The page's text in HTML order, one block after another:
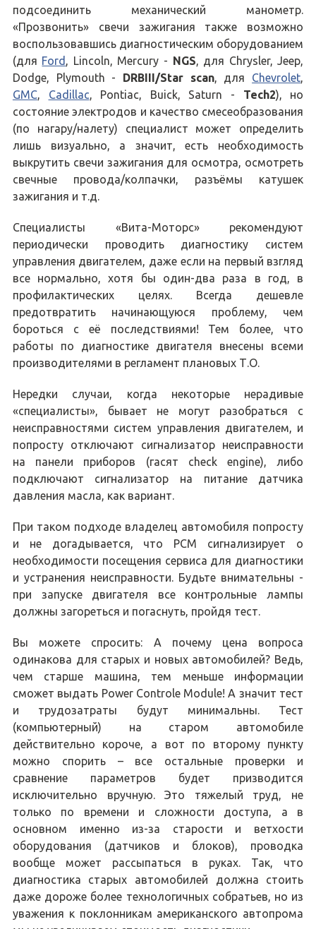
подсоединить механический манометр.
«Прозвонить» свечи зажигания также возможно
воспользовавшись диагностическим оборудованием
(для Ford , Lincoln, Mercury - NGS, для Chrysler, Jeep,
Dodge, Plymouth - DRBIII/Star scan, для Chevrolet,
GMC, Cadillac, Pontiac, Buick, Saturn - Tech2), но
состояние электродов и качество смесеобразования
(по нагару/налету) специалист может определить
лишь визуально, а значит, есть необходимость
выкрутить свечи зажигания для осмотра, осмотреть
свечные провода/колпачки, разъёмы катушек
зажигания и т.д.
Специалисты «Вита-Моторс» рекомендуют
периодически проводить диагностику систем
управления двигателем, даже если на первый взгляд
все нормально, хотя бы один-два раза в год, в
профилактических целях. Всегда дешевле
предотвратить начинающуюся проблему, чем
бороться с её последствиями! Тем более, что
работы по диагностике двигателя внесены всеми
производителями в регламент плановых Т.О.
Нередки случаи, когда некоторые нерадивые
«специалисты», бывает не могут разобраться с
неисправностями систем управления двигателем, и
попросту отключают сигнализатор неисправности
на панели приборов (гасят check enginе), либо
подключают сигнализатор на питание датчика
давления масла, как вариант.
При таком подходе владелец автомобиля попросту
и не догадывается, что PCM сигнализирует о
необходимости посещения сервиса для диагностики
и устранения неисправности. Будьте внимательны -
при запуске двигателя все контрольные лампы
должны загореться и погаснуть, пройдя тест.
Вы можете спросить: А почему цена вопроса
одинакова для старых и новых автомобилей? Ведь,
чем старше машина, тем меньше информации
сможет выдать Power Controle Module! А значит тест
и трудозатраты будут минимальны. Тест
(компьютерный) на старом автомобиле
действительно короче, а вот по второму пункту
можно спорить – все остальные проверки и
сравнение параметров будет призводится
исключительно вручную. Это тяжелый труд, не
только по времени и сложности доступа, а в
основном именно из-за старости и ветхости
оборудования (датчиков и блоков), проводка
вообще может рассыпаться в руках. Так, что
диагностика старых автомобилей должна стоить
даже дороже более технологичных собратьев, но из
уважения к поклонникам американского автопрома